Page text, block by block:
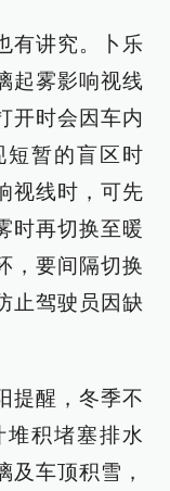
有讲究。卜乐
起雾影响视线
开时会因车内
暂的盲区时
视线时，可先
时再切换至暖
，要间隔切换
止驾驶员因缺
提醒，冬季不
积堵塞排水
及车顶积雪，